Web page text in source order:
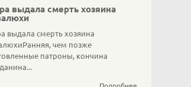
выдала смерть хозяина
выдала смерть хозяина
чем позже
патроны, кончина